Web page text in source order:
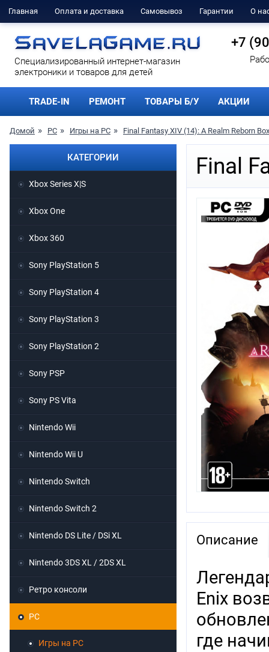
Главная Оплата и доставка Самовывоз Гарантии О
Cпециализированный интернет-магазин
электроники и товаров для детей
+7
TRADE-IN РЕМОНТ ТОВАРЫ Б/У АКЦИИ
Домой PC Игры на PC Final Fantasy XIV (14): A Realm Reborn
Final
Описание
Enix
где
КАТЕГОРИИ
Xbox Series X|S
Xbox One
Xbox 360
Sony PlayStation 5
Sony PlayStation 4
Sony PlayStation 3
Sony PlayStation 2
Sony PSP
Sony PS Vita
Nintendo Wii
Nintendo Wii U
Nintendo Switch
Nintendo Switch 2
Nintendo DS Lite / DSi XL
Nintendo 3DS XL / 2DS XL
Ретро консоли
PC
Игры на PC